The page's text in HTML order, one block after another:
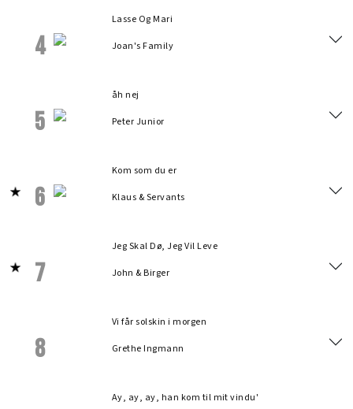
4
Lasse Og Mari
Joan's Family
5
åh nej
Peter Junior
6
Kom som du er
Klaus & Servants
7
Jeg Skal Dø, Jeg Vil Leve
John & Birger
8
Vi får solskin i morgen
Grethe Ingmann
Ay, ay, ay, han kom til mit vindu'